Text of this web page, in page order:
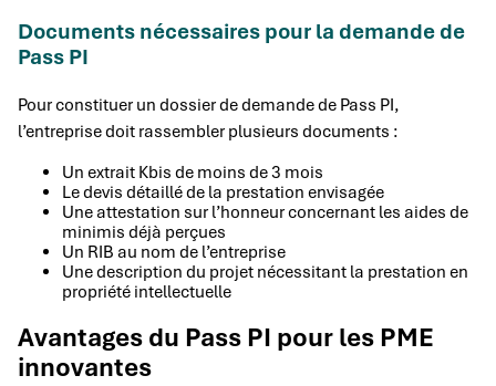
Documents nécessaires pour la demande de
Pass PI
Pour constituer un dossier de demande de Pass PI,
l’entreprise doit rassembler plusieurs documents :
Un extrait Kbis de moins de 3 mois
Le devis détaillé de la prestation envisagée
Une attestation sur l’honneur concernant les aides de
minimis déjà perçues
Un RIB au nom de l’entreprise
Une description du projet nécessitant la prestation en
propriété intellectuelle
Avantages du Pass PI pour les PME
innovantes